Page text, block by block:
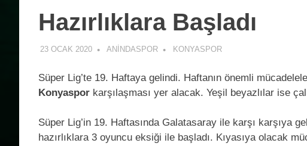
Hazırlıklara Başladı
23 OCAK 2020 ANINDASPOR KONYASPOR
Süper Lig’te 19. Haftaya gelindi. Haftanın önemli
Konyaspor karşılaşması yer alacak. Yeşil beyazlılar ise
Süper Lig’in 19. Haftasında Galatasaray ile karşı karşıya
hazırlıklara 3 oyuncu eksiği ile başladı. Kıyasıya olacak